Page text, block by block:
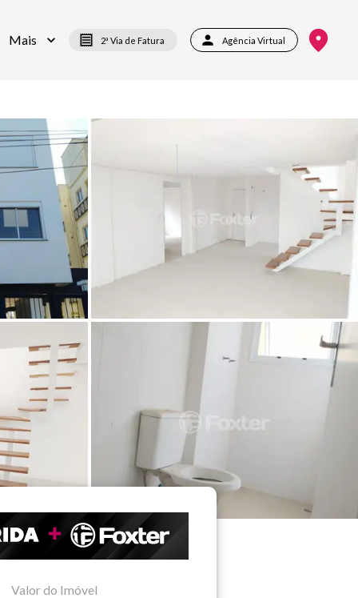
Mais 2ª Via de Fatura Agência Virtual
Valor do Imóvel